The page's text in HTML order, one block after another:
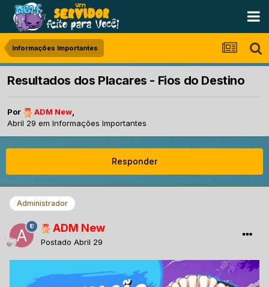
Informações Importantes
Resultados dos Placares - Fios do Destino
Por ADM New,
Abril 29 em Informações Importantes
Responder
Administrador
ADM New
Postado Abril 29